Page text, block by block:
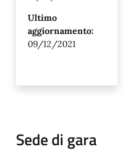
Ultimo
aggiornamento:
09/12/2021
Sede di gara